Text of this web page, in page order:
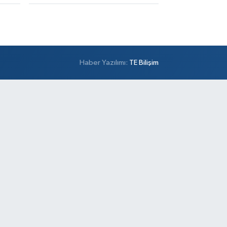
Haber Yazılımı: TE Bilişim